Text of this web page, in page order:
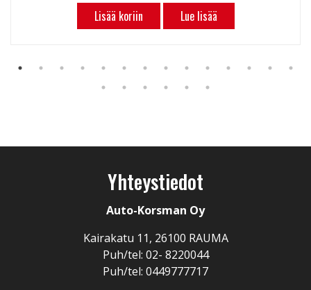
Lisää koriin Lue lisää
Yhteystiedot
Auto-Korsman Oy
Kairakatu 11, 26100 RAUMA
Puh/tel: 02- 8220044
Puh/tel: 0449777717